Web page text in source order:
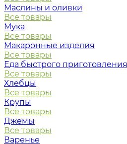
Маслины и оливки
Все товары
Мука
Все товары
Макаронные изделия
Все товары
Еда быстрого приготовления
Все товары
Хлебцы
Все товары
Крупы
Все товары
Джемы
Все товары
Варенье